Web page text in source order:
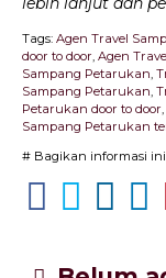
Tags: Agen Travel
door to door, Agen
Sampang Petarukan,
Sampang Petarukan,
Petarukan door to door,
Sampang Petarukan
# Bagikan informasi